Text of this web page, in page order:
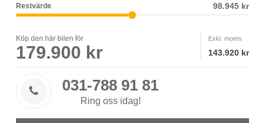
Restvärde 98.945 kr
Köp den här bilen för
179.900 kr
Exkl. moms
143.920 kr
 031-788 91 81
Ring oss idag!